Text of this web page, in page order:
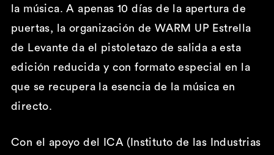
la música. A apenas 10 días de la apertura de
puertas, la organización de WARM UP Estrella
de Levante da el pistoletazo de salida a esta
edición reducida y con formato especial en la
que se recupera la esencia de la música en
directo.
Con el apoyo del ICA (Instituto de las Industrias